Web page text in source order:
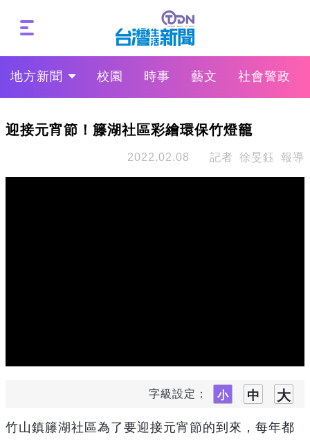
地方新聞 校園 時事 藝文 社會警政
迎接元宵節！籐湖社區彩繪環保竹燈籠
2022.02.08 記者 徐旻鈺 報導
字級設定：
竹山鎮籐湖社區為了要迎接元宵節的到來，每年都